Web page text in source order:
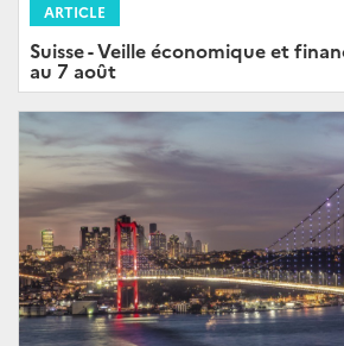
ARTICLE
Suisse - Veille économique et
au 7 août